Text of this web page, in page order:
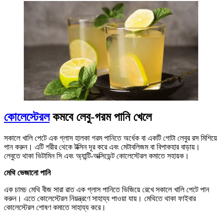
কোলেস্টেরলকমবে লেবু-গরম পানি খেলে
সকালে খালি পেটে এক গ্লাস হালকা গরম পানিতে অর্ধেক বা একটি গোটা লেবুর রস মিশিয়ে
পান করুন। এটি শরীর থেকে টক্সিন দূর করে এবং মেটাবলিজম বা বিপাকহার বাড়ায়।
লেবুতে থাকা ভিটামিন সি এবং অ্যান্টি-অক্সিডেন্ট কোলেস্টেরল কমাতে সহায়ক।
মেথি ভেজানো পানি
এক চামচ মেথি বীজ সারা রাত এক গ্লাস পানিতে ভিজিয়ে রেখে সকালে খালি পেটে পান
করুন। এতে কোলেস্টেরল নিয়ন্ত্রণে সাহায্য পাওয়া যায়। মেথিতে থাকা ফাইবার
কোলেস্টেরল শোষণ কমাতে সাহায্য করে।